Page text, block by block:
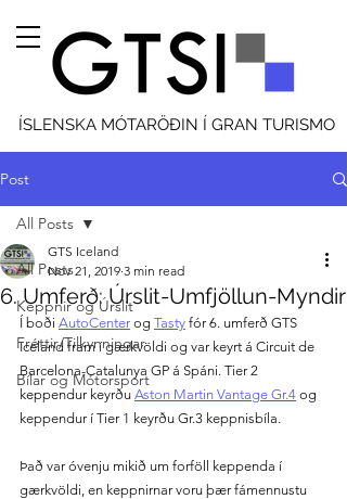
ÍSLENSKA MÓTARÖÐIN Í GRAN TURISMO
Post
All Posts
Keppnir og Úrslit
Fréttir/Tilkynningar
Bílar og Mótorsport
All Posts
6. Umferð: Úrslit-Umfjöllun-Myndir
GTS Iceland
Nov 21, 2019 3 min read
Í boði AutoCenter og Tasty fór 6. umferð GTS
Iceland fram í gærkvöldi og var keyrt á Circuit de
Barcelona-Catalunya GP á Spáni. Tier 2
keppendur keyrðu Aston Martin Vantage Gr.4 og
keppendur í Tier 1 keyrðu Gr.3 keppnisbíla.
Það var óvenju mikið um forföll keppenda í
gærkvöldi, en keppnirnar voru þær fámennustu